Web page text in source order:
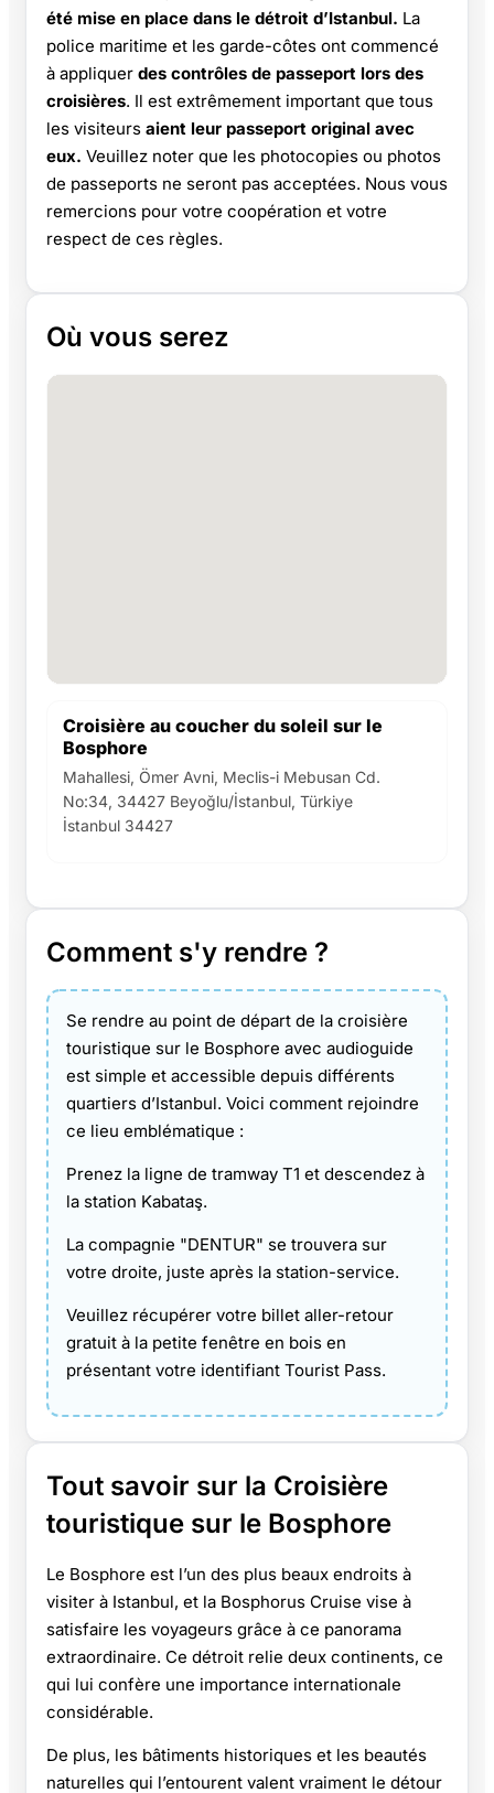
été mise en place dans le détroit d’Istanbul. La
police maritime et les garde-côtes ont commencé
à appliquer des contrôles de passeport lors des
croisières. Il est extrêmement important que tous
les visiteurs aient leur passeport original avec
eux. Veuillez noter que les photocopies ou photos
de passeports ne seront pas acceptées. Nous vous
remercions pour votre coopération et votre
respect de ces règles.
Où vous serez
Croisière au coucher du soleil sur le
Bosphore
Mahallesi, Ömer Avni, Meclis-i Mebusan Cd.
No:34, 34427 Beyoğlu/İstanbul, Türkiye
İstanbul 34427
Comment s'y rendre ?
Se rendre au point de départ de la croisière
touristique sur le Bosphore avec audioguide
est simple et accessible depuis différents
quartiers d’Istanbul. Voici comment rejoindre
ce lieu emblématique :
Prenez la ligne de tramway T1 et descendez à
la station Kabataş.
La compagnie "DENTUR" se trouvera sur
votre droite, juste après la station-service.
Veuillez récupérer votre billet aller-retour
gratuit à la petite fenêtre en bois en
présentant votre identifiant Tourist Pass.
Tout savoir sur la Croisière
touristique sur le Bosphore
Le Bosphore est l’un des plus beaux endroits à
visiter à Istanbul, et la Bosphorus Cruise vise à
satisfaire les voyageurs grâce à ce panorama
extraordinaire. Ce détroit relie deux continents, ce
qui lui confère une importance internationale
considérable.
De plus, les bâtiments historiques et les beautés
naturelles qui l’entourent valent vraiment le détour